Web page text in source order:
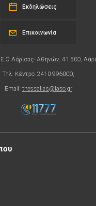
Εκδηλώσεις
Λάρισας- Αθηνών, 41 500,
Τηλ. Κέντρο: 2410 996000,
Email: thessalias@Iaso.gr
Επικοινωνία